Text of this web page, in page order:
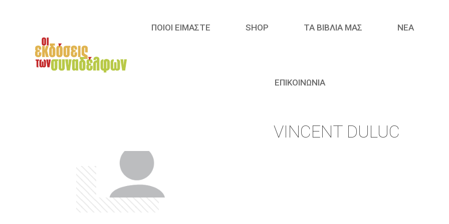
ΠΟΙΟΙ ΕΙΜΑΣΤΕ SHOP ΤΑ ΒΙΒΛΙΑ ΜΑΣ ΝΈΑ
ΕΠΙΚΟΙΝΩΝΙΑ
VINCENT DULUC